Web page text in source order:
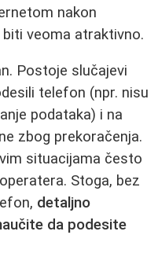
nakon
veoma atraktivno.
Postoje slučajevi
telefon (npr. nisu
podataka) i na
zbog prekoračenja.
situacijama često
Stoga, bez
detaljno
da podesite